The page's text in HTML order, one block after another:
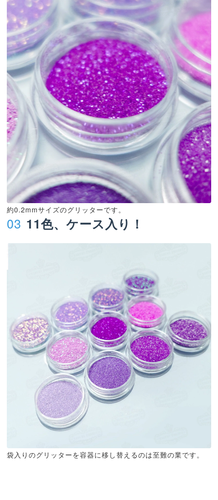
約0.2mmサイズのグリッターです。
03 11色、ケース入り！
袋入りのグリッターを容器に移し替えるのは至難の業です。